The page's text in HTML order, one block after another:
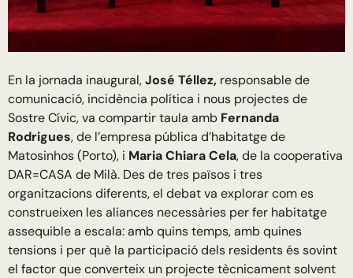
En la jornada inaugural,José Téllez, responsable de
comunicació, incidència política i nous projectes de
Sostre Cívic, va compartir taula amb Fernanda
Rodrigues, de l’empresa pública d’habitatge de
Matosinhos (Porto), i Maria Chiara Cela, de la cooperativa
DAR=CASA de Milà. Des de tres països i tres
organitzacions diferents, el debat va explorar com es
construeixen les aliances necessàries per fer habitatge
assequible a escala: amb quins temps, amb quines
tensions i per què la participació dels residents és sovint
el factor que converteix un projecte tècnicament solvent